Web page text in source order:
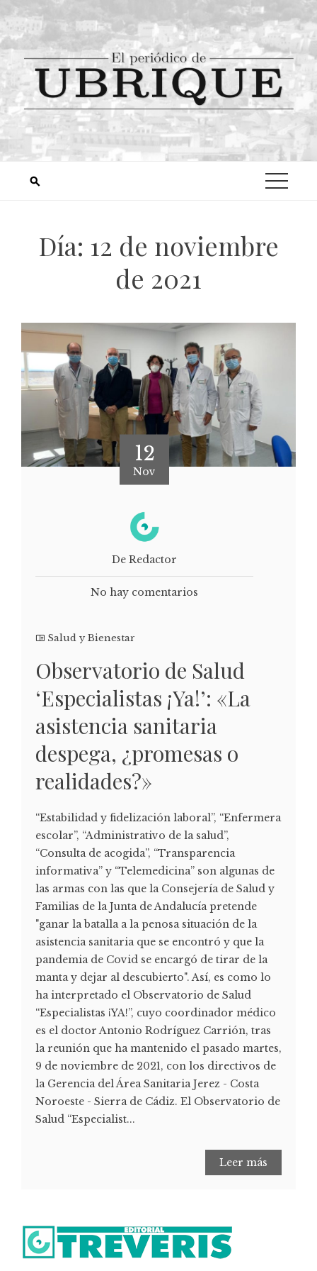
Día: 12 de noviembre
de 2021
12
Nov
De Redactor
No hay comentarios
Salud y Bienestar
Observatorio de Salud
‘Especialistas ¡Ya!’: «La
asistencia sanitaria
despega, ¿promesas o
realidades?»
“Estabilidad y fidelización laboral”, “Enfermera
escolar”, “Administrativo de la salud”,
“Consulta de acogida”, “Transparencia
informativa” y “Telemedicina” son algunas de
las armas con las que la Consejería de Salud y
Familias de la Junta de Andalucía pretende
"ganar la batalla a la penosa situación de la
asistencia sanitaria que se encontró y que la
pandemia de Covid se encargó de tirar de la
manta y dejar al descubierto". Así, es como lo
ha interpretado el Observatorio de Salud
“Especialistas ¡YA!”, cuyo coordinador médico
es el doctor Antonio Rodríguez Carrión, tras
la reunión que ha mantenido el pasado martes,
9 de noviembre de 2021, con los directivos de
la Gerencia del Área Sanitaria Jerez - Costa
Noroeste - Sierra de Cádiz. El Observatorio de
Salud “Especialist...
Leer más